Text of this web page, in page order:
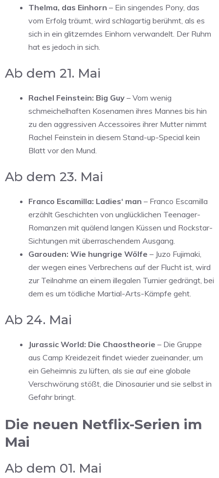
Thelma, das Einhorn – Ein singendes Pony, das
vom Erfolg träumt, wird schlagartig berühmt, als es
sich in ein glitzerndes Einhorn verwandelt. Der Ruhm
hat es jedoch in sich.
Ab dem 21. Mai
Rachel Feinstein: Big Guy – Vom wenig
schmeichelhaften Kosenamen ihres Mannes bis hin
zu den aggressiven Accessoires ihrer Mutter nimmt
Rachel Feinstein in diesem Stand-up-Special kein
Blatt vor den Mund.
Ab dem 23. Mai
Franco Escamilla: Ladies‘ man – Franco Escamilla
erzählt Geschichten von unglücklichen Teenager-
Romanzen mit quälend langen Küssen und Rockstar-
Sichtungen mit überraschendem Ausgang.
Garouden: Wie hungrige Wölfe – Juzo Fujimaki,
der wegen eines Verbrechens auf der Flucht ist, wird
zur Teilnahme an einem illegalen Turnier gedrängt, bei
dem es um tödliche Martial-Arts-Kämpfe geht.
Ab 24. Mai
Jurassic World: Die Chaostheorie – Die Gruppe
aus Camp Kreidezeit findet wieder zueinander, um
ein Geheimnis zu lüften, als sie auf eine globale
Verschwörung stößt, die Dinosaurier und sie selbst in
Gefahr bringt.
Die neuen Netflix-Serien im
Mai
Ab dem 01. Mai